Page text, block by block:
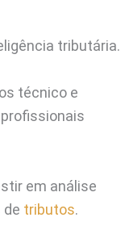
tributária.
técnico e
em análise
de tributos.